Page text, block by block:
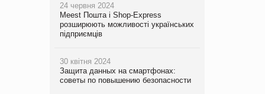
24 червня 2024
Meest Пошта і Shop-Express
розширюють можливості українських
підприємців
30 квітня 2024
Защита данных на смартфонах:
советы по повышению безопасности